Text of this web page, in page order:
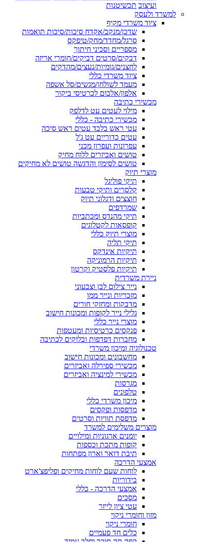
ועיצוב תכשיטנות
למשרד ולעסק
ציוד משרדי מקיף
שדכן/מנקב/אקדח סיכות/סיכות תואמות
סרגל/מחדד/מחק/טיפקס
מספריים וסכיני חיתוך
דבקים/סרטים דביקים/חומרי אריזה
לחצנים/גומיות/נעצים/מהדקים
ציוד משרדי כללי
מעמד לשולחן/מגשים/סל אשפה
אלפון/אלבום לכרטיסי ביקור
מכשירי כתיבה
מילוי לעטים עט לדלפק
מכשירי כתיבה - כללי
עטי ראש בלבד עטים ראש סיכה
עטים כדוריים עט ג'ל
עפרונות ועפרון מכני
טושים ואביזרים ללוח מחיק
טושים לסימון והדגשה טושים לא מחיקים
מוצרי תיוק
תיקי פוליגל
קלסרים ותיקי טבעות
חוצצים ודגלוני תיוק
שמרדפים
תיקי מהנדס ומכתביות
קופסאות לקטלוגים
מוצרי תיוק כללי
תיקי תליה
תיקיות אינדקס
תיקיות הרמוניקה
תיקיות פלסטיק וקרטון
ניירת משרדית
נייר צילום לבן וצבעוני
מזכריות ונייר ממו
מדבקות ומחזקי חורים
גלילי נייר לקופות ומכונות חישוב
מוצרי נייר כללי
פנקסים כרטיסיות ומעטפות
מחברות דפדפות ובלוקים לכתיבה
טכנולוגיה ומיכון משרדי
מחשבונים ומכונות חישוב
מכשירי ספירלה ואביזרים
מכשירי למינציה ואביזרים
מגרסות
טלפונים
מיכון משרדי כללי
מדפסות ופקסים
מדפסת תוויות וסרטים
מוצרים משלימים למשרד
יומנים ארגוניות ומילויים
קופות מתכת וכספות
תיבת דואר וארון מפתחות
אמצעי הדרכה
לוחות שעם לוחות מחיקים ופליפצ'ארט
בידוריות
אמצעי הדרכה - כללי
מסכים
עטי ציון לייזר
מזון וחומרי ניקוי
חומרי ניקוי
כלים חד פעמיים